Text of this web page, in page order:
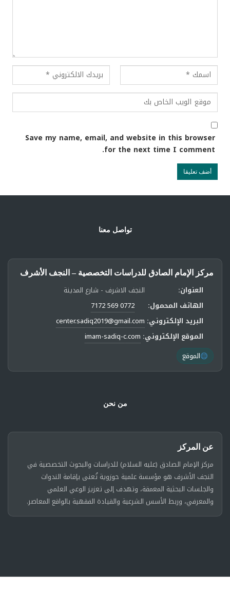
Save my name, email, and website in this browser
for the next time I comment.
تواصل معنا
مركز الإمام الصادق للدراسات التخصصية – النجف الأشرف
العنوان:
النجف الاشرف - شارع المدينة
الهاتف المحمول:
0772 569 7172
البريد الإلكتروني: center.sadiq2019@gmail.com
الموقع الإلكتروني: imam-sadiq-c.com
الموقع
من نحن
عن المركز
مركز الإمام الصادق (عليه السلام) للدراسات والبحوث التخصصية في
النجف الأشرف هو مؤسسة علمية حوزوية تُعنى بإقامة الندوات
والجلسات البحثية المعمقة، وتهدف إلى تعزيز الوعي العلمي
والمعرفي، وربط الأسس الشرعية والقيادة الفقهية بالواقع المعاصر.